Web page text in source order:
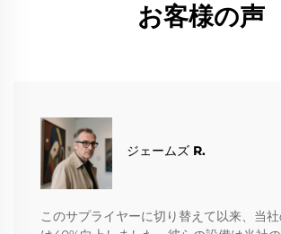
お客様の声
ジェームズ R.
このサプライヤーに切り替えて以来、当